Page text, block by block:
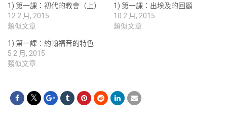
1) 第一課：初代的教會（上）
12 2 月, 2015
類似文章
1) 第一課：出埃及的回顧
10 2 月, 2015
類似文章
1) 第一課：約翰福音的特色
5 2 月, 2015
類似文章